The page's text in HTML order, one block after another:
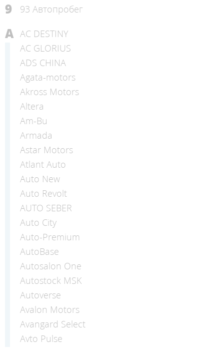
9 93 Автопробег
A AC DESTINY
AC GLORIUS
ADS CHINA
Agata-motors
Akross Motors
Altera
Am-Bu
Armada
Astar Motors
Atlant Auto
Auto New
Auto Revolt
AUTO SEBER
Auto Сity
Auto-Premium
AutoBase
Autosalon One
Autostock MSK
Autoverse
Avalon Motors
Avangard Select
Avto Pulse